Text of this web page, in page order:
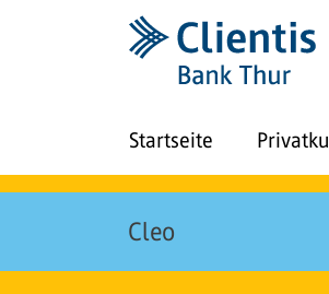
Startseite
Cleo